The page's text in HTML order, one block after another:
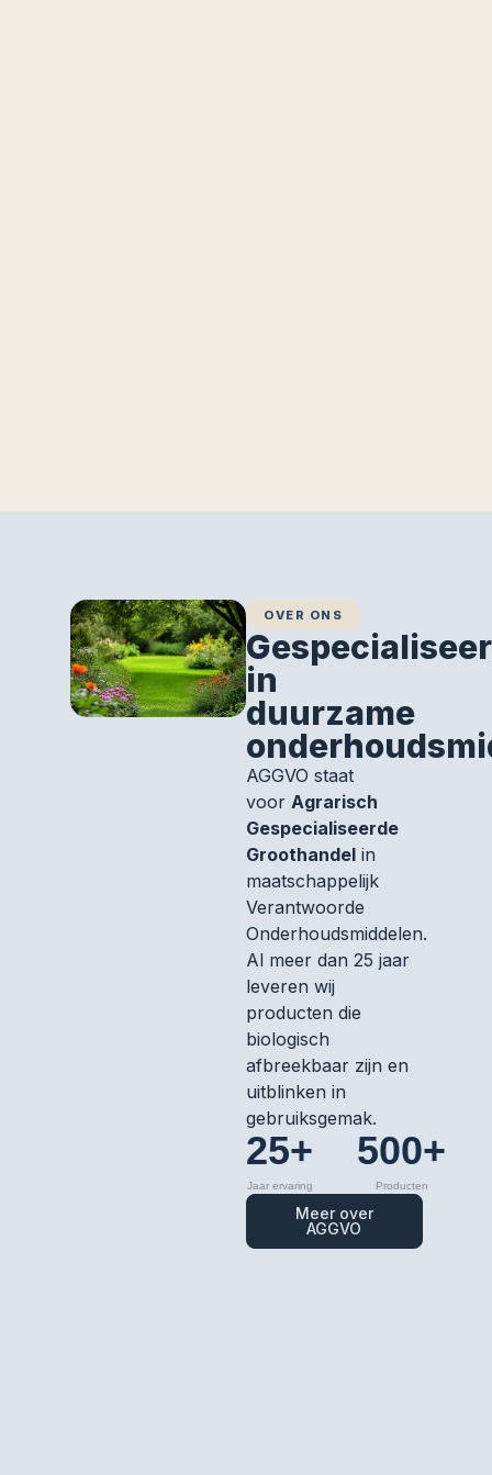
OVER ONS
in
duurzame
AGGVO staat
voor Agrarisch
Gespecialiseerde
Groothandel in
maatschappelijk
Verantwoorde
Onderhoudsmiddelen.
Al meer dan 25 jaar
leveren wij
producten die
biologisch
afbreekbaar zijn en
uitblinken in
gebruiksgemak.
25+
Jaar ervaring
500+
Producten
Meer over
AGGVO